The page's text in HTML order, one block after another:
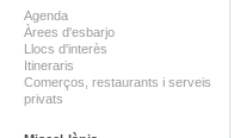
Agenda
Àrees d'esbarjo
Llocs d'interès
Itineraris
Comerços, restaurants i serveis
privats